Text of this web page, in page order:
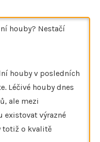
houby? Nestačí
houby v posledních
Léčivé houby dnes
ale mezi
výrazné
totiž o kvalitě